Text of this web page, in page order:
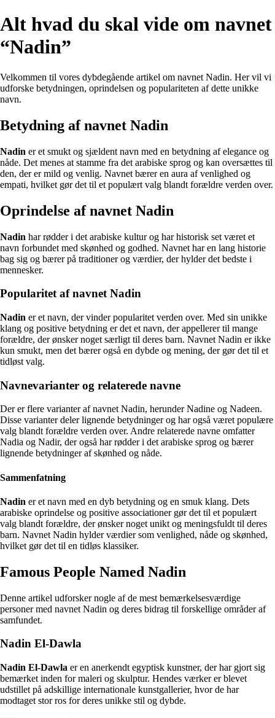
Alt hvad du skal vide om navnet
“Nadin”
Velkommen til vores dybdegående artikel om navnet Nadin. Her vil vi
udforske betydningen, oprindelsen og populariteten af dette unikke
navn.
Betydning af navnet Nadin
Nadin er et smukt og sjældent navn med en betydning af elegance og
nåde. Det menes at stamme fra det arabiske sprog og kan oversættes til
den, der er mild og venlig. Navnet bærer en aura af venlighed og
empati, hvilket gør det til et populært valg blandt forældre verden over.
Oprindelse af navnet Nadin
Nadin har rødder i det arabiske kultur og har historisk set været et
navn forbundet med skønhed og godhed. Navnet har en lang historie
bag sig og bærer på traditioner og værdier, der hylder det bedste i
mennesker.
Popularitet af navnet Nadin
Nadin er et navn, der vinder popularitet verden over. Med sin unikke
klang og positive betydning er det et navn, der appellerer til mange
forældre, der ønsker noget særligt til deres barn. Navnet Nadin er ikke
kun smukt, men det bærer også en dybde og mening, der gør det til et
tidløst valg.
Navnevarianter og relaterede navne
Der er flere varianter af navnet Nadin, herunder Nadine og Nadeen.
Disse varianter deler lignende betydninger og har også været populære
valg blandt forældre verden over. Andre relaterede navne omfatter
Nadia og Nadir, der også har rødder i det arabiske sprog og bærer
lignende betydninger af skønhed og nåde.
Sammenfatning
Nadin er et navn med en dyb betydning og en smuk klang. Dets
arabiske oprindelse og positive associationer gør det til et populært
valg blandt forældre, der ønsker noget unikt og meningsfuldt til deres
barn. Navnet Nadin hylder værdier som venlighed, nåde og skønhed,
hvilket gør det til en tidløs klassiker.
Famous People Named Nadin
Denne artikel udforsker nogle af de mest bemærkelsesværdige
personer med navnet Nadin og deres bidrag til forskellige områder af
samfundet.
Nadin El-Dawla
Nadin El-Dawla er en anerkendt egyptisk kunstner, der har gjort sig
bemærket inden for maleri og skulptur. Hendes værker er blevet
udstillet på adskillige internationale kunstgallerier, hvor de har
modtaget stor ros for deres unikke stil og dybde.